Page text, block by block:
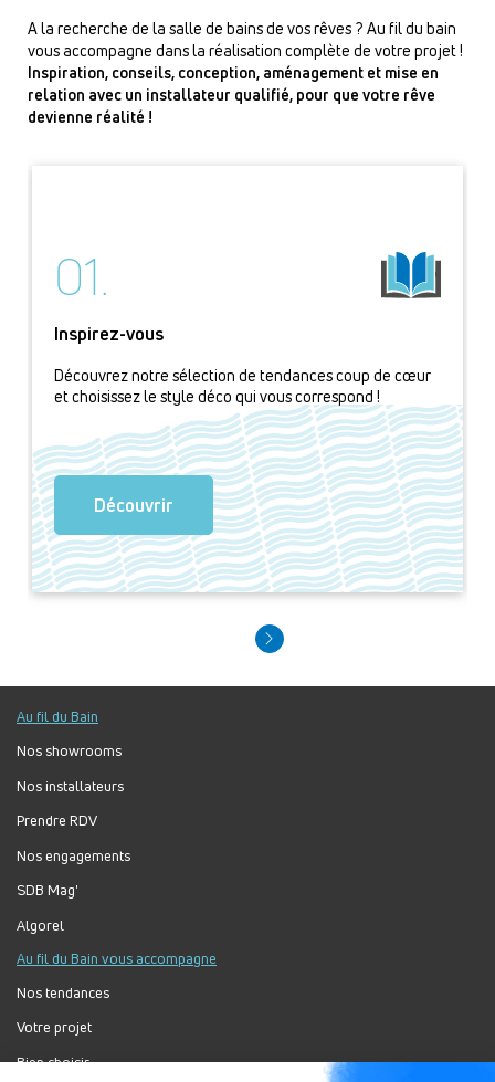
A la recherche de la salle de bains de vos rêves ? Au fil du bain
vous accompagne dans la réalisation complète de votre projet !
Inspiration, conseils, conception, aménagement et mise en
relation avec un installateur qualifié, pour que votre rêve
devienne réalité !
01.
Inspirez-vous
Découvrez notre sélection de tendances coup de cœur
et choisissez le style déco qui vous correspond !
Découvrir
Au fil du Bain
Nos showrooms
Nos installateurs
Prendre RDV
Nos engagements
SDB Mag'
Algorel
Au fil du Bain vous accompagne
Nos tendances
Votre projet
Bien choisir